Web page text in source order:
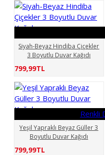
159222468
175526010
205400676
205405953
220069779
229628664
231391821
236095533
239640504
239811993
241148310
Siyah-Beyaz Hindiba Çiçekler
3 Boyutlu Duvar Kağıdı
799,99TL
Renkli
Yeşil Yapraklı Beyaz Güller 3
Boyutlu Duvar Kağıdı
799,99TL